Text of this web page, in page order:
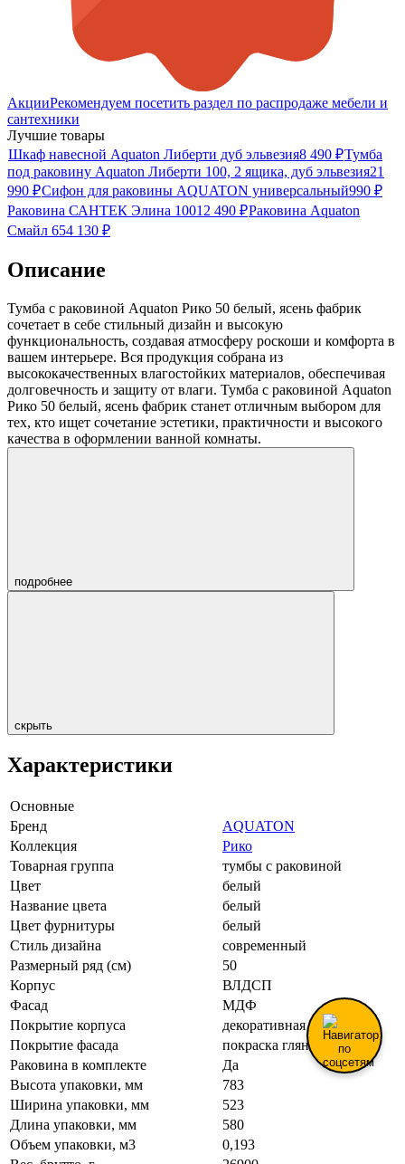
АкцииРекомендуем посетить раздел по распродаже мебели и
сантехники
Лучшие товары
Шкаф навесной Aquaton Либерти дуб эльвезия8 490 ₽Тумба
под раковину Aquaton Либерти 100, 2 ящика, дуб эльвезия21
990 ₽Сифон для раковины AQUATON универсальный990 ₽
Раковина САНТЕК Элина 10012 490 ₽Раковина Aquaton
Смайл 654 130 ₽
Описание
Тумба с раковиной Aquaton Рико 50 белый, ясень фабрик
сочетает в себе стильный дизайн и высокую
функциональность, создавая атмосферу роскоши и комфорта в
вашем интерьере. Вся продукция собрана из
высококачественных влагостойких материалов, обеспечивая
долговечность и защиту от влаги. Тумба с раковиной Aquaton
Рико 50 белый, ясень фабрик станет отличным выбором для
тех, кто ищет сочетание эстетики, практичности и высокого
качества в оформлении ванной комнаты.
подробнее
скрыть
Характеристики
Основные
Бренд
AQUATON
Коллекция
Рико
Товарная группа
тумбы с раковиной
Цвет
белый
Название цвета
белый
Цвет фурнитуры
белый
Стиль дизайна
современный
Размерный ряд (см)
50
Корпус
ВЛДСП
Фасад
МДФ
Покрытие корпуса
декоративная ВЛДСП
Покрытие фасада
покраска глянцевая
Раковина в комплекте
Да
Высота упаковки, мм
783
Ширина упаковки, мм
523
Длина упаковки, мм
580
Объем упаковки, м3
0,193